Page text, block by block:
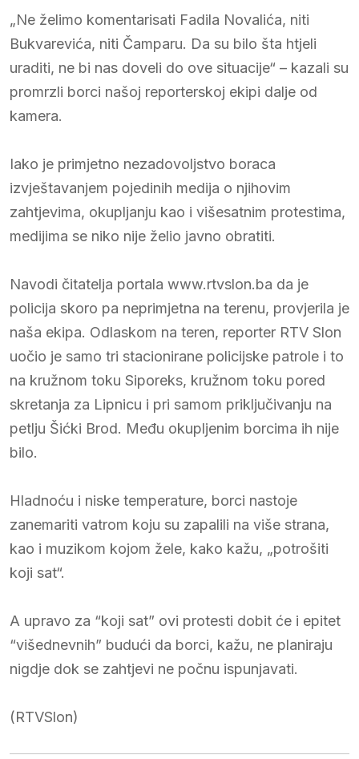
„Ne želimo komentarisati Fadila Novalića, niti
Bukvarevića, niti Čamparu. Da su bilo šta htjeli
uraditi, ne bi nas doveli do ove situacije“ – kazali su
promrzli borci našoj reporterskoj ekipi dalje od
kamera.
Iako je primjetno nezadovoljstvo boraca
izvještavanjem pojedinih medija o njihovim
zahtjevima, okupljanju kao i višesatnim protestima,
medijima se niko nije želio javno obratiti.
Navodi čitatelja portala www.rtvslon.ba da je
policija skoro pa neprimjetna na terenu, provjerila je
naša ekipa. Odlaskom na teren, reporter RTV Slon
uočio je samo tri stacionirane policijske patrole i to
na kružnom toku Siporeks, kružnom toku pored
skretanja za Lipnicu i pri samom priključivanju na
petlju Šićki Brod. Među okupljenim borcima ih nije
bilo.
Hladnoću i niske temperature, borci nastoje
zanemariti vatrom koju su zapalili na više strana,
kao i muzikom kojom žele, kako kažu, „potrošiti
koji sat“.
A upravo za “koji sat” ovi protesti dobit će i epitet
“višednevnih” budući da borci, kažu, ne planiraju
nigdje dok se zahtjevi ne počnu ispunjavati.
(RTVSlon)